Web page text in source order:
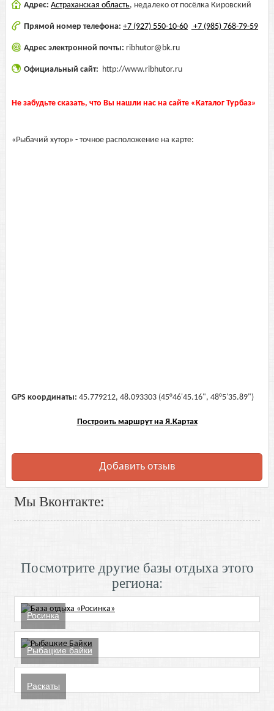
Адрес: Астраханская область, недалеко от посёлка Кировский
Прямой номер телефона: +7 (927) 550-10-60 +7 (985) 768-79-59
Адрес электронной почты: ribhutor@bk.ru
Официальный сайт: http://www.ribhutor.ru
Не забудьте сказать, что Вы нашли нас на сайте «Каталог Турбаз»
«Рыбачий хутор» - точное расположение на карте:
GPS координаты: 45.779212, 48.093303 (45°46'45.16", 48°5'35.89")
Построить маршрут на Я.Картах
Добавить отзыв
Мы Вконтакте:
Посмотрите другие базы отдыха этого
региона:
Росинка
Рыбацкие байки
Раскаты